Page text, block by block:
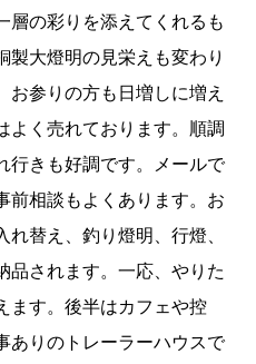
層の彩りを添えてくれるも
大燈明の見栄えも変わり
参りの方も日増しに増え
よく売れております。順調
行きも好調です。メールで
前相談もよくあります。お
替え、釣り燈明、行燈、
品されます。一応、やりた
ます。後半はカフェや控
ありのトレーラーハウスで